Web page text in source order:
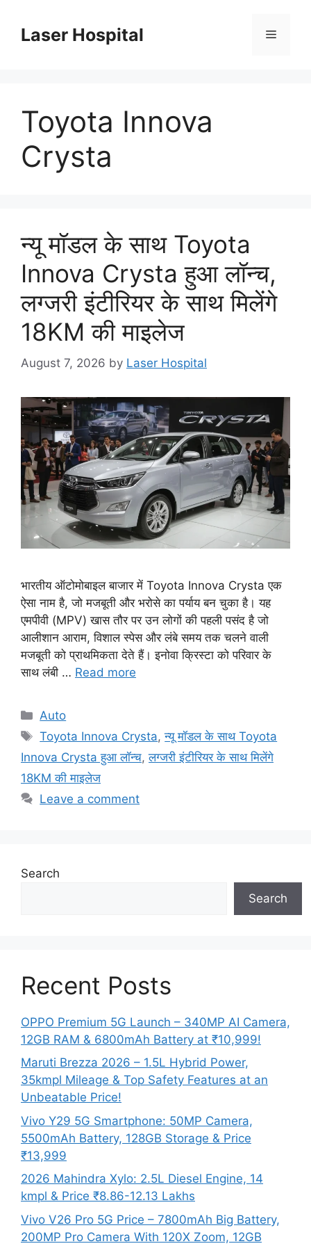
contentLaser Hospital Menu
Toyota Innova
Crysta
न्यू मॉडल के साथ Toyota
Innova Crysta हुआ लॉन्च,
लग्जरी इंटीरियर के साथ मिलेंगे
18KM की माइलेज
August 7, 2026 by Laser Hospital
भारतीय ऑटोमोबाइल बाजार में Toyota Innova Crysta एक
ऐसा नाम है, जो मजबूती और भरोसे का पर्याय बन चुका है। यह
एमपीवी (MPV) खास तौर पर उन लोगों की पहली पसंद है जो
आलीशान आराम, विशाल स्पेस और लंबे समय तक चलने वाली
मजबूती को प्राथमिकता देते हैं। इनोवा क्रिस्टा को परिवार के
साथ लंबी … Read more
Categories
Auto
Tags
Toyota Innova Crysta,न्यू मॉडल के साथ Toyota
Innova Crysta हुआ लॉन्च,लग्जरी इंटीरियर के साथ मिलेंगे
18KM की माइलेज
Leave a comment
Search
Search
Recent Posts
OPPO Premium 5G Launch – 340MP AI Camera,
12GB RAM & 6800mAh Battery at ₹10,999!
Maruti Brezza 2026 – 1.5L Hybrid Power,
35kmpl Mileage & Top Safety Features at an
Unbeatable Price!
Vivo Y29 5G Smartphone: 50MP Camera,
5500mAh Battery, 128GB Storage & Price
₹13,999
2026 Mahindra Xylo: 2.5L Diesel Engine, 14
kmpl & Price ₹8.86-12.13 Lakhs
Vivo V26 Pro 5G Price – 7800mAh Big Battery,
200MP Pro Camera With 120X Zoom, 12GB